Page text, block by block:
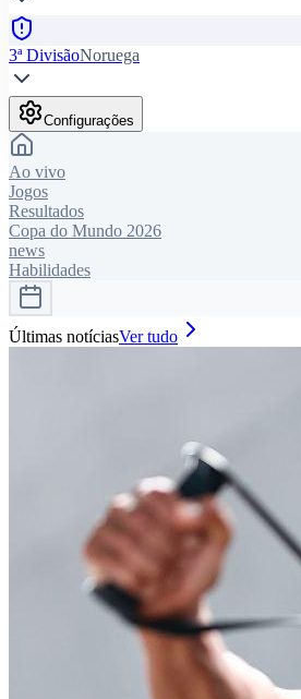
3ª DivisãoNoruega
Configurações
Ao vivo
Jogos
Resultados
Copa do Mundo 2026
news
Habilidades
Últimas notíciasVer tudo